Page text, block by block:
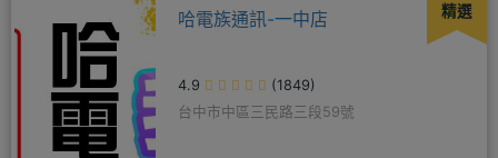
精選
哈電族通訊-一中店
4.9
(1849)
台中市中區三民路三段59號